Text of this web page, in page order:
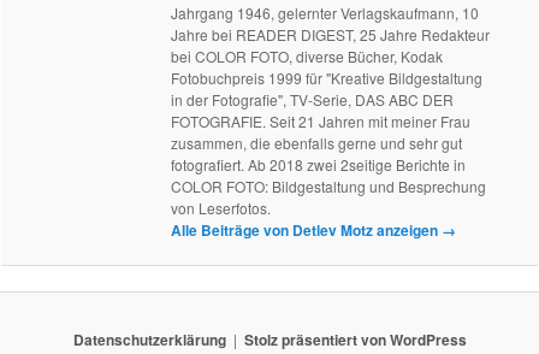
Jahrgang 1946, gelernter Verlagskaufmann, 10
Jahre bei READER DIGEST, 25 Jahre Redakteur
bei COLOR FOTO, diverse Bücher, Kodak
Fotobuchpreis 1999 für "Kreative Bildgestaltung
in der Fotografie", TV-Serie, DAS ABC DER
FOTOGRAFIE. Seit 21 Jahren mit meiner Frau
zusammen, die ebenfalls gerne und sehr gut
fotografiert. Ab 2018 zwei 2seitige Berichte in
COLOR FOTO: Bildgestaltung und Besprechung
von Leserfotos.
Alle Beiträge von Detlev Motz anzeigen →
Datenschutzerklärung Stolz präsentiert von WordPress